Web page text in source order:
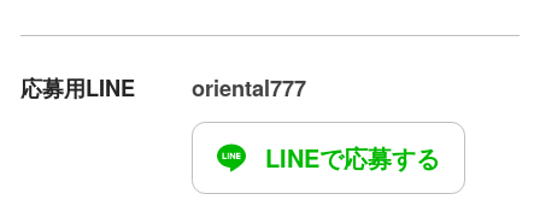
応募用LINE oriental777
LINEで応募する